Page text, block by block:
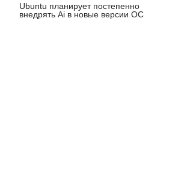
Ubuntu планирует постепенно
внедрять Ai в новые версии ОС